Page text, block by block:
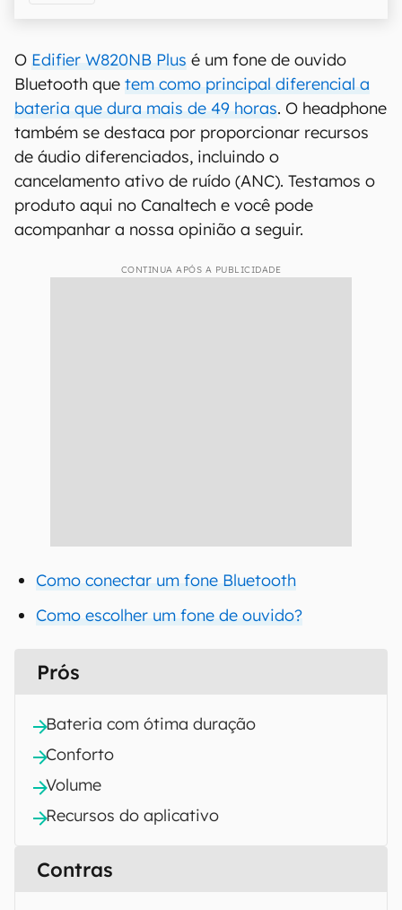
O Edifier W820NB Plus é um fone de ouvido
Bluetooth que tem como principal diferencial a
bateria que dura mais de 49 horas. O headphone
também se destaca por proporcionar recursos
de áudio diferenciados, incluindo o
cancelamento ativo de ruído (ANC). Testamos o
produto aqui no Canaltech e você pode
acompanhar a nossa opinião a seguir.
CONTINUA APÓS A PUBLICIDADE
Como conectar um fone Bluetooth
Como escolher um fone de ouvido?
Prós
Bateria com ótima duração
Conforto
Volume
Recursos do aplicativo
Contras